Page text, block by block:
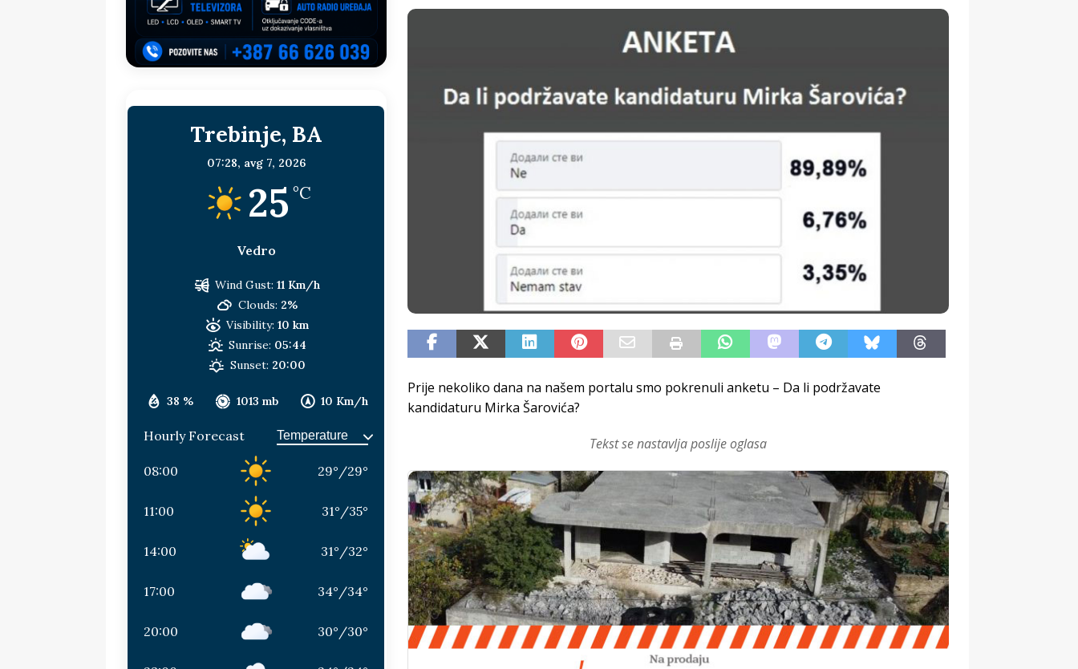
sljedeća meta!? BOSNA I HERCEGOVINA
[ 14. jul 2026. ] Budimiru je jako žao!
[ 11. jul 2026. ] Ako se povučemo i sve im prepustimo, ostaće nam samo siledžije i tišina BOSNA I
HERCEGOVINA
[ 9. jul 2026. ] RTRS-u blokirani svi računi
[ 30. jul 2026. ] Uhapšen bivši gradonačelnik Splita, Željko Kerum
Prije nekoliko dana na našem portalu smo pokrenuli anketu – Da li podržavate
kandidaturu Mirka Šarovića?
Tekst se nastavlja poslije oglasa
Trebinje, BA
07:28, avg 7, 2026
25 °C
Vedro
38 % 1013 mb 10 Km/h
Wind Gust: 11 Km/h
Clouds: 2%
Visibility: 10 km
Sunrise: 05:44
Sunset: 20:00
Hourly Forecast
08:00 29° /29°
11:00 31° /35°
14:00 31° /32°
17:00 34° /34°
20:00 30° /30°